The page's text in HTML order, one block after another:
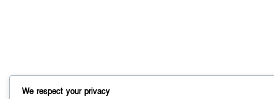
We respect your privacy